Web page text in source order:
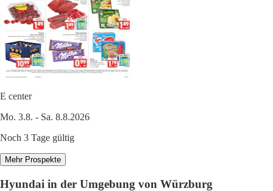
E center
Mo. 3.8. - Sa. 8.8.2026
Noch 3 Tage gültig
Mehr Prospekte
Hyundai in der Umgebung von Würzburg